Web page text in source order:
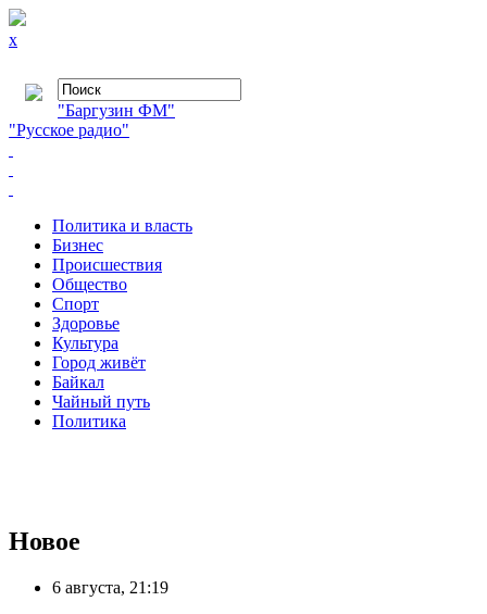
x
"Баргузин ФМ"
"Русское радио"
Политика и власть
Бизнес
Происшествия
Общество
Cпорт
Здоровье
Культура
Город живёт
Байкал
Чайный путь
Политика
Новое
6 августа, 21:19